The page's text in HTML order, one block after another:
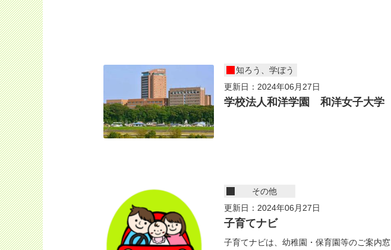
知ろう、学ぼう
更新日：2024年06月27日
学校法人和洋学園 和洋女子大学
その他
更新日：2024年06月27日
子育てナビ
子育てナビは、幼稚園・保育園等のご案内窓